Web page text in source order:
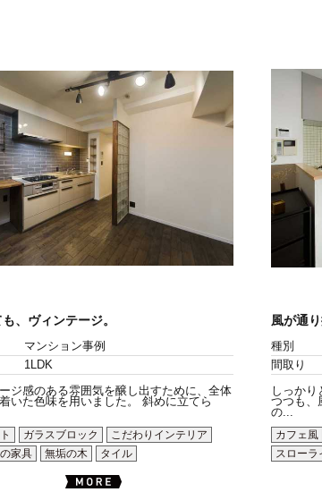
、ヴィンテージ。
マンション事例
1LDK
ジ感のある雰囲気を醸し出すために、全体
いた色味を用いました。 斜めに立てら
ガラスブロック
こだわりインテリア
家具
無垢の木 タイル
風が通り
種別
間取り
しっかり
つつも、
の...
カフェ風
スローラ